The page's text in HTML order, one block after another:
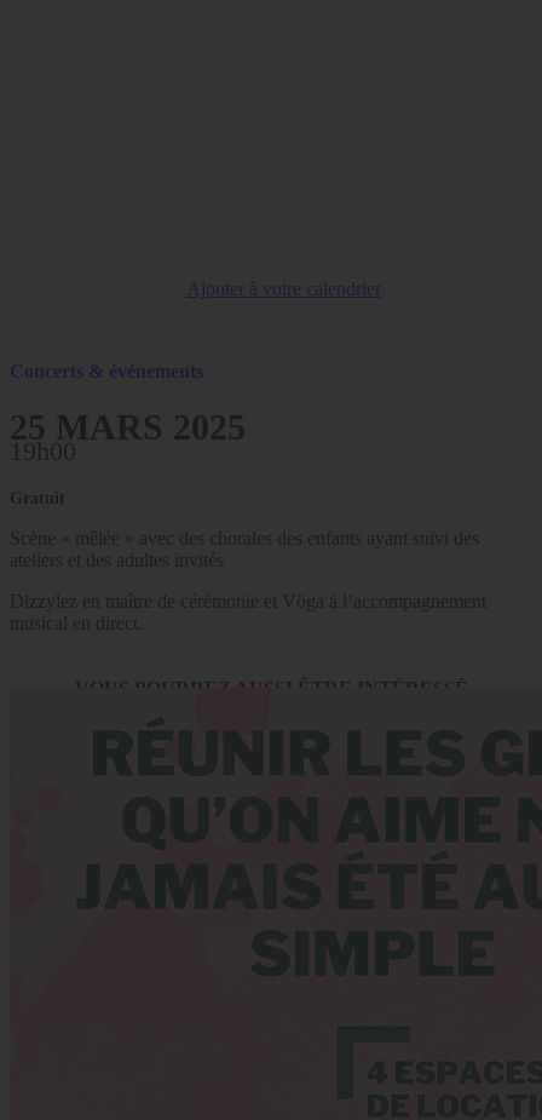
Ajouter à votre calendrier
Concerts & événements
25 MARS 2025
19h00
Gratuit
Scène « mêlée » avec des chorales des enfants ayant suivi des
ateliers et des adultes invités
Dizzylez en maître de cérémonie et Vöga à l’accompagnement
musical en direct.
VOUS POURREZ AUSSI ÊTRE INTÉRESSÉ